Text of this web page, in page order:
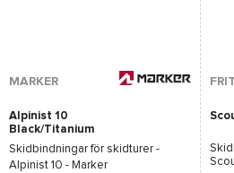
MARKER
Alpinist 10
Black/Titanium
Skidbindningar för skidturer -
Alpinist 10 - Marker